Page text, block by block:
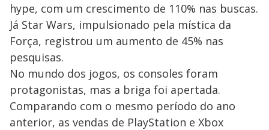
hype, com um crescimento de 110% nas buscas.
Já Star Wars, impulsionado pela mística da
Força, registrou um aumento de 45% nas
pesquisas.
No mundo dos jogos, os consoles foram
protagonistas, mas a briga foi apertada.
Comparando com o mesmo período do ano
anterior, as vendas de PlayStation e Xbox